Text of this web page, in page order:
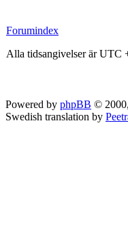
Forumindex
Alla tidsangivelser är UTC
Powered by phpBB ©
Swedish translation by